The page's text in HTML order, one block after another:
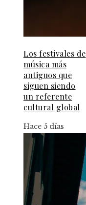
Los festivales de
música más
antiguos que
siguen siendo
un referente
cultural global
Hace 5 días